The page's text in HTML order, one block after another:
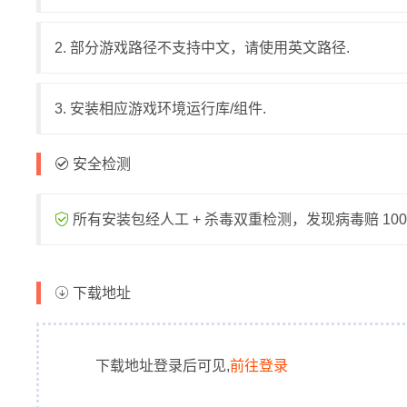
2. 部分游戏路径不支持中文，请使用英文路径.
3. 安装相应游戏环境运行库/组件.
安全检测
所有安装包经人工 + 杀毒双重检测，发现病毒赔
下载地址
下载地址登录后可见,前往登录